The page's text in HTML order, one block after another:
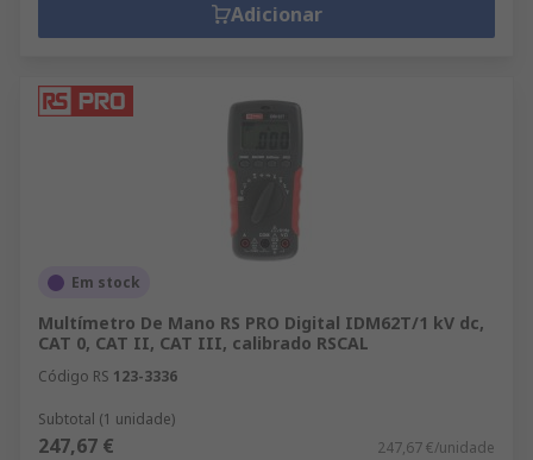
Adicionar
Em stock
Multímetro De Mano RS PRO Digital IDM62T/1 kV dc,
CAT 0, CAT II, CAT III, calibrado RSCAL
Código RS 123-3336
Subtotal (1 unidade)
247,67 € 247,67 €/unidade